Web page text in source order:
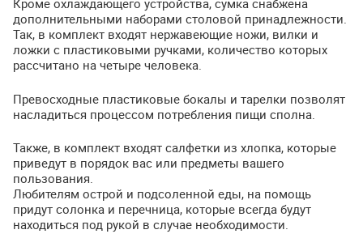
Кроме охлаждающего устройства, сумка снабжена
дополнительными наборами столовой принадлежности.
Так, в комплект входят нержавеющие ножи, вилки и
ложки с пластиковыми ручками, количество которых
рассчитано на четыре человека.
Превосходные пластиковые бокалы и тарелки позволят
насладиться процессом потребления пищи сполна.
Также, в комплект входят салфетки из хлопка, которые
приведут в порядок вас или предметы вашего
пользования.
Любителям острой и подсоленной еды, на помощь
придут солонка и перечница, которые всегда будут
находиться под рукой в случае необходимости.